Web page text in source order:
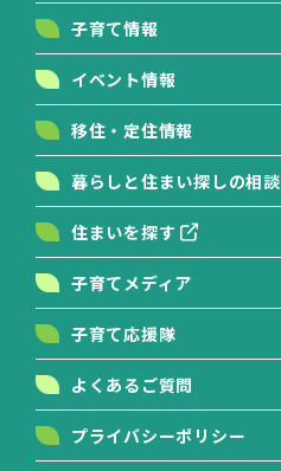
子育て情報
イベント情報
移住・定住情報
暮らしと住まい探しの相談
住まいを探す
子育てメディア
子育て応援隊
よくあるご質問
プライバシーポリシー